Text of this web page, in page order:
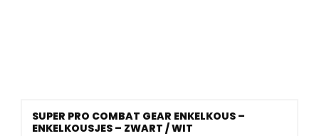
SUPER PRO COMBAT GEAR ENKELKOUS –
ENKELKOUSJES – ZWART / WIT